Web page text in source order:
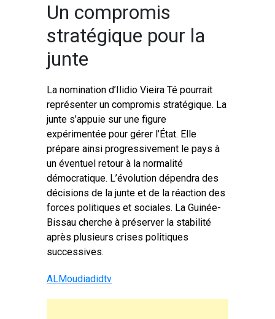
Un compromis
stratégique pour la
junte
La nomination d’Ilidio Vieira Té pourrait
représenter un compromis stratégique. La
junte s’appuie sur une figure
expérimentée pour gérer l’État. Elle
prépare ainsi progressivement le pays à
un éventuel retour à la normalité
démocratique. L’évolution dépendra des
décisions de la junte et de la réaction des
forces politiques et sociales. La Guinée-
Bissau cherche à préserver la stabilité
après plusieurs crises politiques
successives.
ALMoudiadidtv